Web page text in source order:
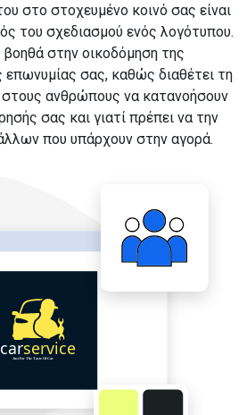
στο στοχευμένο κοινό σας είναι
του σχεδιασμού ενός λογότυπου.
στην οικοδόμηση της
σας, καθώς διαθέτει τη
στους ανθρώπους να κατανοήσουν
σας και γιατί πρέπει να την
που υπάρχουν στην αγορά.